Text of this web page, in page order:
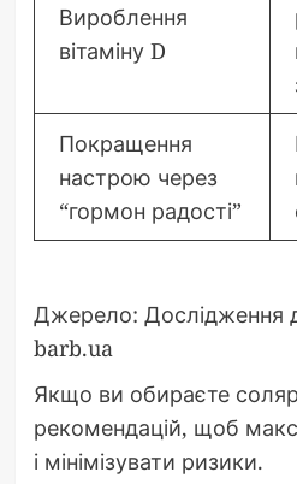
Вироблення
вітаміну D
Покращення
настрою через
“гормон радості”
Джерело: Дослідження
barb.ua
Якщо ви обираєте
рекомендацій, щоб
і мінімізувати ризики.